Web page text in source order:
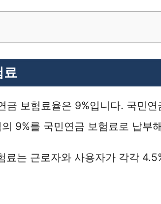
료
금 보험료율은 9%입니다. 국민연
9%를 국민연금 보험료로 납부
료는 근로자와 사용자가 각각